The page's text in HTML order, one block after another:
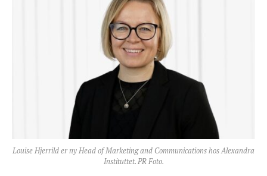
Louise Hjerrild er ny Head of Marketing and Communications hos Alexandra
Instituttet. PR Foto.